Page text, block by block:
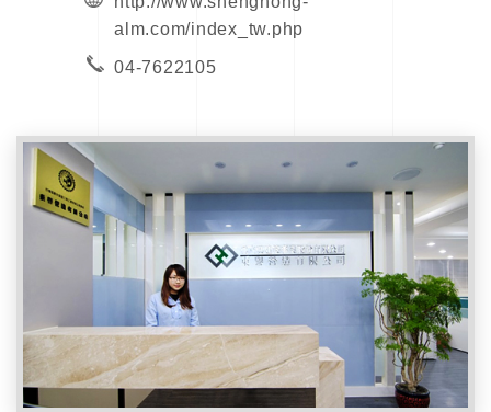
alm.com/index_tw.php
04-7622105